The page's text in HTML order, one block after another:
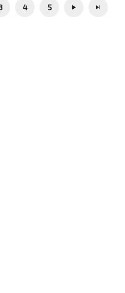
4 5